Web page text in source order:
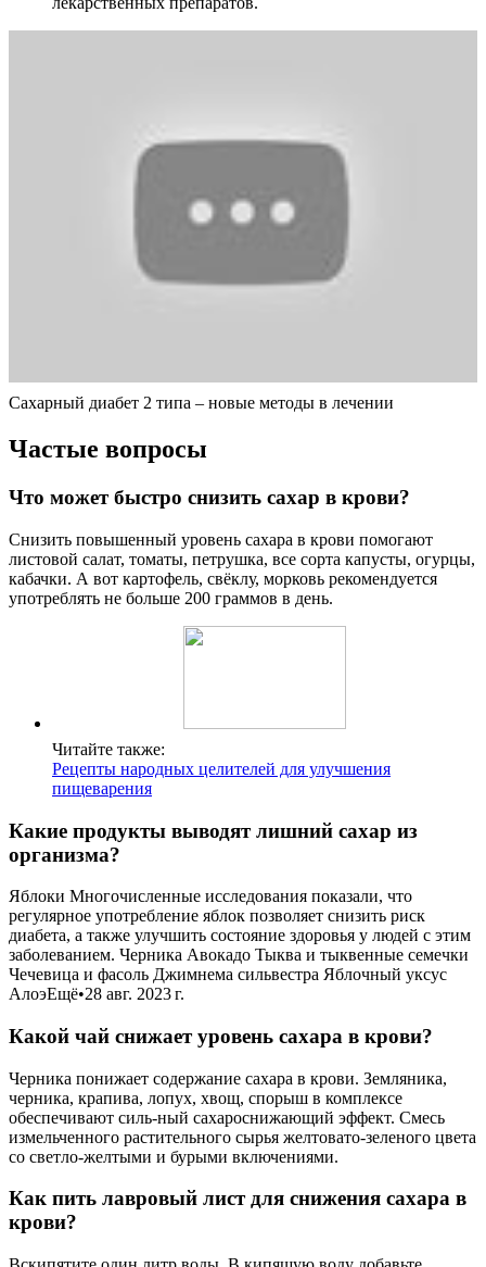
Сахарный диабет 2 типа – новые методы в лечении
Частые вопросы
Что может быстро снизить сахар в крови?
Снизить повышенный уровень сахара в крови помогают
листовой салат, томаты, петрушка, все сорта капусты, огурцы,
кабачки. А вот картофель, свёклу, морковь рекомендуется
употреблять не больше 200 граммов в день.
Читайте также:
Рецепты народных целителей для улучшения
пищеварения
Какие продукты выводят лишний сахар из
организма?
Яблоки Многочисленные исследования показали, что
регулярное употребление яблок позволяет снизить риск
диабета, а также улучшить состояние здоровья у людей с этим
заболеванием. Черника Авокадо Тыква и тыквенные семечки
Чечевица и фасоль Джимнема сильвестра Яблочный уксус
АлоэЕщё•28 авг. 2023 г.
Какой чай снижает уровень сахара в крови?
Черника понижает содержание сахара в крови. Земляника,
черника, крапива, лопух, хвощ, спорыш в комплексе
обеспечивают силь-ный сахароснижающий эффект. Смесь
измельченного растительного сырья желтовато-зеленого цвета
со светло-желтыми и бурыми включениями.
Как пить лавровый лист для снижения сахара в
крови?